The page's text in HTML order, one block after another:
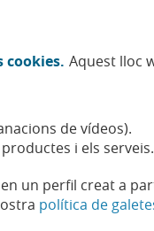
cookies. Aquest lloc
de vídeos).
i els serveis.
un perfil creat a
política de
Accionistes i